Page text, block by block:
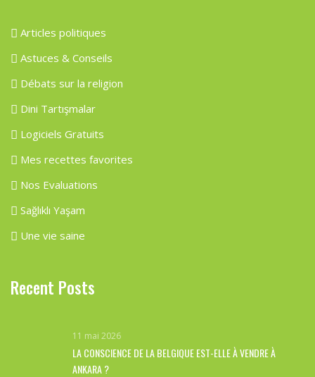
Articles politiques
Astuces & Conseils
Débats sur la religion
Dini Tartışmalar
Logiciels Gratuits
Mes recettes favorites
Nos Evaluations
Sağlıklı Yaşam
Une vie saine
Recent Posts
11 mai 2026
LA CONSCIENCE DE LA BELGIQUE EST-ELLE À VENDRE À
ANKARA ?